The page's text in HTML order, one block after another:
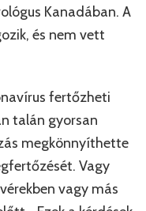
Kanadában. A
és nem vett
fertőzheti
talán gyorsan
megkönnyíthette
Vagy
vagy más